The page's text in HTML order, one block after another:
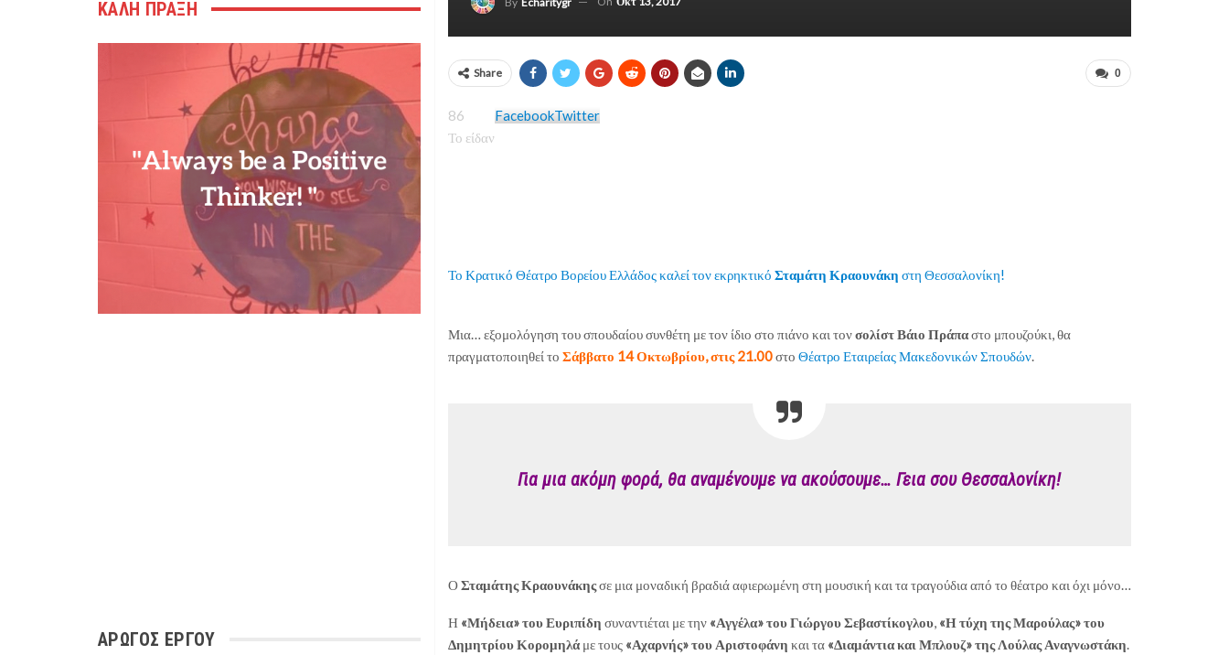
Share 0
86
Το είδαν
FacebookTwitter
Το Κρατικό Θέατρο Βορείου Ελλάδος καλεί τον εκρηκτικό Σταμάτη Κραουνάκη στη Θεσσαλονίκη!
Μια… εξομολόγηση του σπουδαίου συνθέτη με τον ίδιο στο πιάνο και τονσολίστ Βάιο Πράπαστο μπουζούκι, θα
πραγματοποιηθεί το Σάββατο 14 Οκτωβρίου, στις 21.00στο Θέατρο Εταιρείας Μακεδονικών Σπουδών.
Για μια ακόμη φορά, θα αναμένουμε να ακούσουμε… Γεια σου Θεσσαλονίκη!
ΟΣταμάτης Κραουνάκηςσε μια μοναδική βραδιά αφιερωμένη στη μουσική και τα τραγούδια από το θέατρο και όχι μόνο…
Η «Μήδεια» του Ευριπίδη συναντιέται με την «Αγγέλα» του Γιώργου Σεβαστίκογλου, «Η τύχη της Μαρούλας» του
Δημητρίου Κορομηλάμε τους «Αχαρνής» του Αριστοφάνη και τα «Διαμάντια και Μπλουζ» της Λούλας Αναγνωστάκη.
ΚΑΛΗ ΠΡΑΞΗ
ΑΡΩΓΌΣ ΈΡΓΟΥ